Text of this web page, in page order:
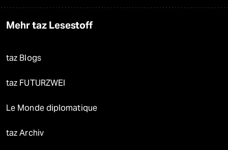
Mehr taz Lesestoff
taz Blogs
taz FUTURZWEI
Le Monde diplomatique
taz Archiv